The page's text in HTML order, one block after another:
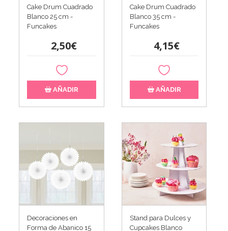
Cake Drum Cuadrado
Blanco 25 cm -
Funcakes
2,50€
AÑADIR
Cake Drum Cuadrado
Blanco 35 cm -
Funcakes
4,15€
AÑADIR
Decoraciones en
Forma de Abanico 15
Stand para Dulces y
Cupcakes​​​​​​​ Blanco